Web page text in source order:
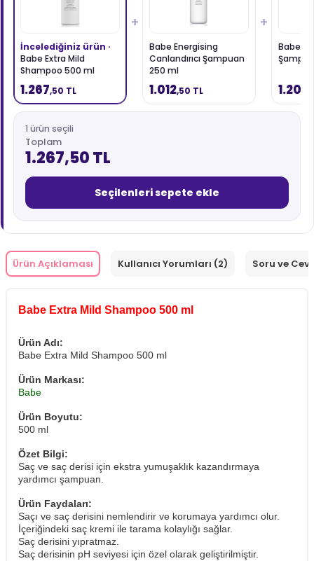
İncelediğiniz ürün ·
Babe Extra Mild
Shampoo 500 ml
1.267,50 TL
+
Babe Energising
Canlandırıcı Şampuan
250 ml
1.012,50 TL
+
Babe
1.200
1 ürün seçili
Toplam
1.267,50 TL
Seçilenleri sepete ekle
Ürün Açıklaması Kullanıcı Yorumları (2) Soru ve
Babe Extra Mild Shampoo 500 ml
Ürün Adı:
Babe Extra Mild Shampoo 500 ml
Ürün Markası:
Babe
Ürün Boyutu:
500 ml
Özet Bilgi:
Saç ve saç derisi için ekstra yumuşaklık kazandırmaya
yardımcı şampuan.
Ürün Faydaları:
Saçı ve saç derisini nemlendirir ve korumaya yardımcı olur.
İçeriğindeki saç kremi ile tarama kolaylığı sağlar.
Saç derisini yıpratmaz.
Saç derisinin pH seviyesi için özel olarak geliştirilmiştir.